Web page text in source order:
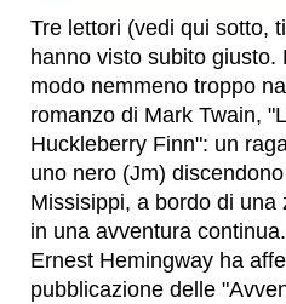
Tre lettori (vedi qui sotto,
hanno visto subito giusto.
modo nemmeno troppo
romanzo di Mark Twain,
Huckleberry Finn": un
uno nero (Jm)
Missisippi, a bordo di una
in una avventura
Ernest Hemingway ha
pubblicazione delle